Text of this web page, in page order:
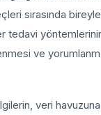
sırasında
tedavi
ve
veri